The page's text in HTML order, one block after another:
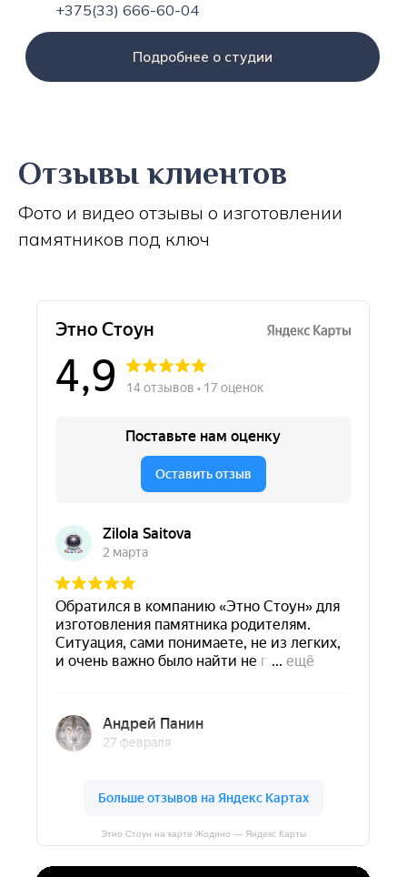
+375(33) 666-60-04
Подробнее о студии
Отзывы клиентов
Фото и видео отзывы о изготовлении
памятников под ключ
Этно Стоун на карте Жодино — Яндекс Карты